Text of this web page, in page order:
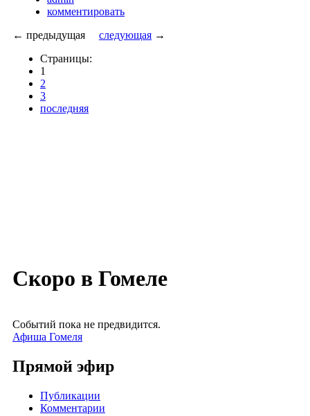
комментировать
← предыдущая следующая →
Страницы:
1
2
3
последняя
Скоро в Гомеле
Событий пока не предвидится.
Афиша Гомеля
Прямой эфир
Публикации
Комментарии